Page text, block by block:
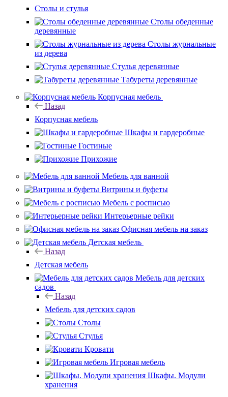
Столы и стулья
Столы обеденные
деревянные
Столы журнальные
из дерева
Стулья деревянные
Табуреты деревянные
Корпусная мебель
Назад
Корпусная мебель
Шкафы и гардеробные
Гостиные
Прихожие
Мебель для ванной
Витрины и буфеты
Мебель с росписью
Интерьерные рейки
Офисная мебель на заказ
Детская мебель
Назад
Детская мебель
Мебель для детских
садов
Назад
Мебель для детских садов
Столы
Стулья
Кровати
Игровая мебель
Шкафы. Модули
хранения